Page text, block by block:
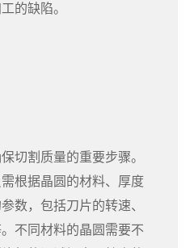
的缺陷。
切割质量的重要步骤。
根据晶圆的材料、厚度
数，包括刀片的转速、
不同材料的晶圆需要不